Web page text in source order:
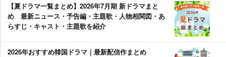
【夏ドラマ一覧まとめ】2026年7月期 新ドラマまと
め 最新ニュース・予告編・主題歌・人物相関図・あ
らすじ・キャスト・主題歌を紹介
2026年おすすめ韓国ドラマ｜最新配信作まとめ